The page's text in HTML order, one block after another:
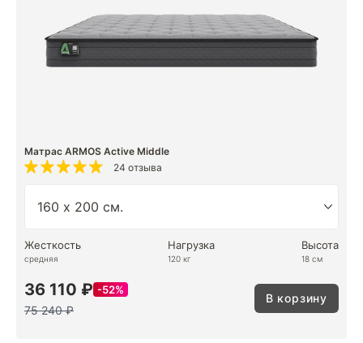
Матрас ARMOS Active Middle
24 отзыва
Жесткость
средняя
Нагрузка
120 кг
Высота
18 см
36 110 ₽ 52%
75 240 ₽
В корзину